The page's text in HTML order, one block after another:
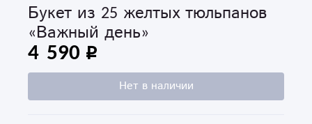
Букет из 25 желтых тюльпанов
«Важный день»
4 590
Нет в наличии